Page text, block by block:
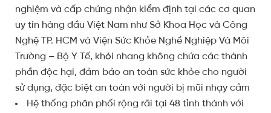
nghiệm và cấp chứng nhận kiểm định tại các cơ quan
uy tín hàng đầu Việt Nam như Sở Khoa Học và Công
Nghệ TP. HCM và Viện Sức Khỏe Nghề Nghiệp Và Môi
Trường – Bộ Y Tế, khói nhang không chứa các thành
phần độc hại, đảm bảo an toàn sức khỏe cho người
sử dụng, đặc biệt an toàn với người bị mũi nhạy cảm
Hệ thống phân phối rộng rãi tại 48 tỉnh thành với